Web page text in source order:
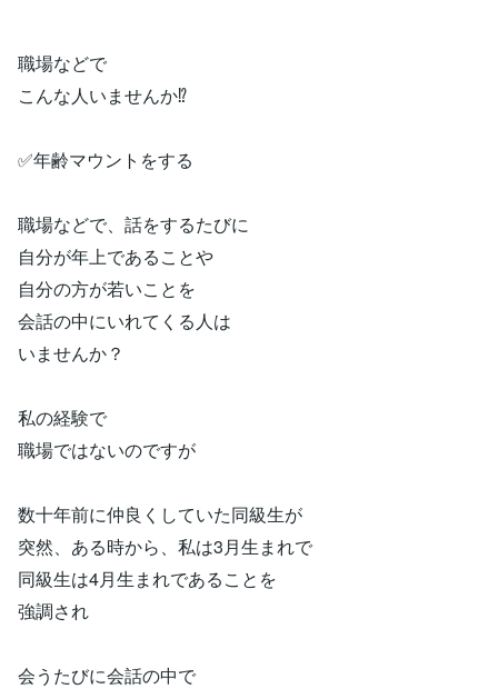
職場などで
こんな人いませんか⁉️
✅年齢マウントをする
職場などで、話をするたびに
自分が年上であることや
自分の方が若いことを
会話の中にいれてくる人は
いませんか？
私の経験で
職場ではないのですが
数十年前に仲良くしていた同級生が
突然、ある時から、私は3月生まれで
同級生は4月生まれであることを
強調され
会うたびに会話の中で